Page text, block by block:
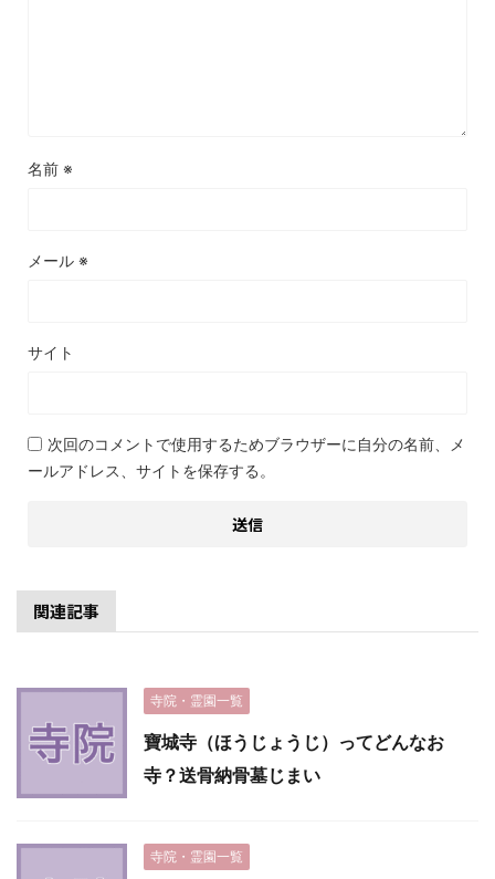
名前 ※
メール ※
サイト
次回のコメントで使用するためブラウザーに自分の名前、メ
ールアドレス、サイトを保存する。
関連記事
寺院・霊園一覧
寶城寺（ほうじょうじ）ってどんなお
寺？送骨納骨墓じまい
寺院・霊園一覧